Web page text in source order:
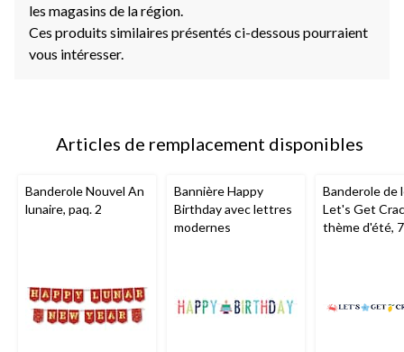
les magasins de la région.
Ces produits similaires présentés ci-dessous pourraient
vous intéresser.
Articles de remplacement disponibles
Banderole Nouvel An
lunaire, paq. 2
Bannière Happy
Birthday avec lettres
modernes
Banderole de
Let's Get
thème d'été,